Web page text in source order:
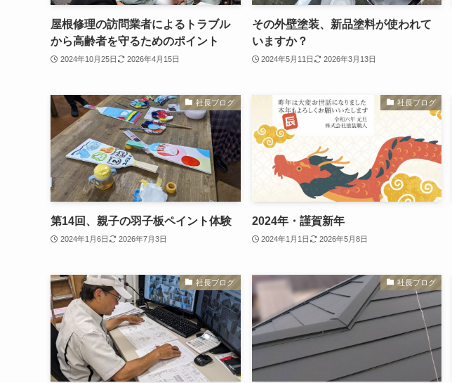
屋根修理の訪問業者によるトラブル
から高齢者を守るためのポイント
2024年10月25日 2026年4月15日
その外壁塗装、新品塗料が使われて
いますか？
2024年5月11日 2026年3月13日
社長ブログ
第14回、親子の羽子板ペイント体験
2024年1月6日 2026年7月3日
社長ブログ
2024年・謹賀新年
2024年1月1日 2026年5月8日
社長ブログ 社長ブログ